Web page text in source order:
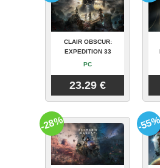
CLAIR OBSCUR:
EXPEDITION 33
PC
23.29 €
-28% -